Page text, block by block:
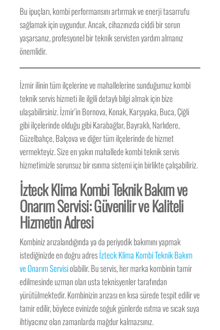
Bu ipuçları, kombi performansını artırmak ve enerji tasarrufu
sağlamak için uygundur. Ancak, cihazınızda ciddi bir sorun
yaşarsanız, profesyonel bir teknik servisten yardım almanız
önemlidir.
İzmir ilinin tüm ilçelerine ve mahallelerine sunduğumuz kombi
teknik servis hizmeti ile ilgili detaylı bilgi almak için bize
ulaşabilirsiniz. İzmir’in Bornova, Konak, Karşıyaka, Buca, Çiğli
gibi ilçelerinde olduğu gibi Karabağlar, Bayraklı, Narlıdere,
Güzelbahçe, Balçova ve diğer tüm ilçelerinde de hizmet
vermekteyiz. Size en yakın mahallede kombi teknik servis
hizmetimizle sorunsuz bir ısınma sistemi için birlikte çalışabiliriz.
İzteck Klima Kombi Teknik Bakım ve
Onarım Servisi: Güvenilir ve Kaliteli
Hizmetin Adresi
Kombiniz arızalandığında ya da periyodik bakımını yapmak
istediğinizde en doğru adresİzteck Klima Kombi Teknik Bakım
ve Onarım Servisiolabilir. Bu servis, her marka kombinin tamir
edilmesinde uzman olan usta teknisyenler tarafından
yürütülmektedir. Kombinizin arızası en kısa sürede tespit edilir ve
tamir edilir, böylece evinizde soğuk günlerde ısıtma ve sıcak suya
ihtiyacınız olan zamanlarda mağdur kalmazsınız.